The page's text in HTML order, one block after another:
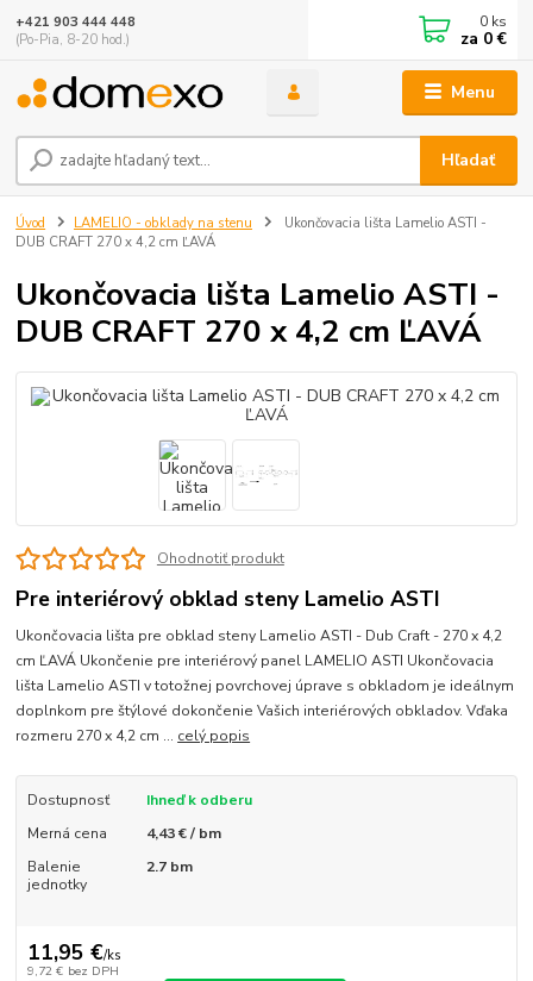
Menu
Hľadať
+421 903 444 448
(Po-Pia, 8-20 hod.)
0 ks
za 0 €
Úvod LAMELIO - obklady na stenu
Ukončovacia lišta Lamelio ASTI -
DUB CRAFT 270 x 4,2 cm ĽAVÁ
Ukončovacia lišta Lamelio ASTI -
DUB CRAFT 270 x 4,2 cm ĽAVÁ
Ohodnotiť produkt
Pre interiérový obklad steny Lamelio ASTI
Ukončovacia lišta pre obklad steny Lamelio ASTI - Dub Craft - 270 x 4,2
cm ĽAVÁ Ukončenie pre interiérový panel LAMELIO ASTI Ukončovacia
lišta Lamelio ASTI v totožnej povrchovej úprave s obkladom je ideálnym
doplnkom pre štýlové dokončenie Vašich interiérových obkladov. Vďaka
rozmeru 270 x 4,2 cm ... celý popis
Dostupnosť
Ihneď k odberu
Merná cena
4,43 € / bm
Balenie
jednotky
2.7 bm
11,95 €/ks
9,72 € bez DPH